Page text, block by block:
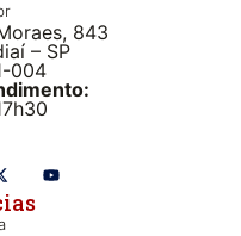
843
– SP
004